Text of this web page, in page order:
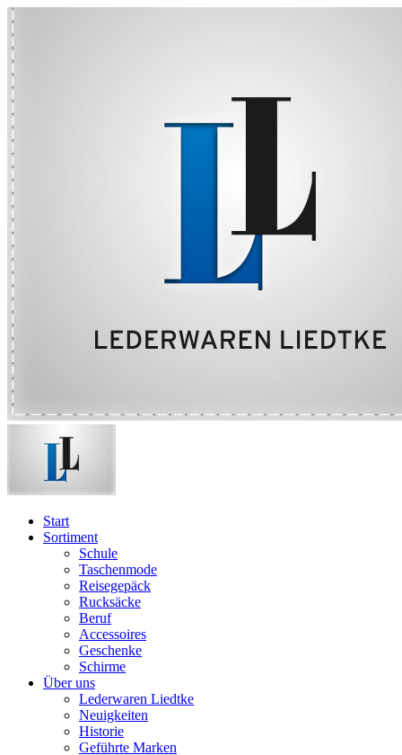
Start
Sortiment
Schule
Taschenmode
Reisegepäck
Rucksäcke
Beruf
Accessoires
Geschenke
Schirme
Über uns
Lederwaren Liedtke
Neuigkeiten
Historie
Geführte Marken